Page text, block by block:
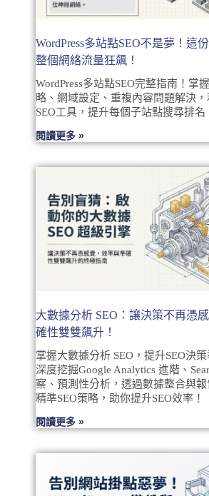
WordPress多站點SEO不是夢！這
整個網絡流量狂飆！
WordPress多站點SEO完整指南！掌
略、網域設定、重複內容問題解決
SEO工具，提升每個子站點搜尋排名
閱讀更多 »
大數據分析 SEO：讓決策不再憑
確性雙雙飆升！
掌握大數據分析 SEO，提升SEO決
深度挖掘Google Analytics 進階、
察、預測性分析，透過數據整合與
精準SEO策略，助你提升SEO效率！
閱讀更多 »